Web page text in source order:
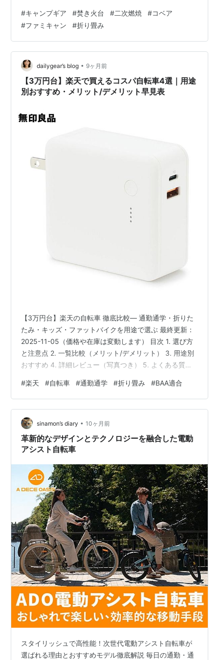
いう、積載上の大きな壁がありました。ファミリーキャ
ンプでテトリスのように車内をパッキングする身にとっ
て、あの巨大な「塊」はなかなかの難敵なわけです。 今
回、私が猛烈に「検討リスト」へ追加したのが、韓国の
老舗KOVEA（コベア）が放つ一品。 「コンテナスモーク
レス ファイヤーピット 035 S…
#キャンプギア #焚き火台 #二次燃焼 #コベア
#ファミキャン #折り畳み
dailygear’s blog • 9ヶ月前
【3万円台】楽天で買えるコスパ自転車4選｜用途
別おすすめ・メリット/デメリット早見表
【3万円台】楽天の自転車 徹底比較— 通勤通学・折りた
たみ・キッズ・ファットバイクを用途で選ぶ 最終更新：
2025-11-05（価格や在庫は変動します） 目次 1. 選び方
と注意点 2. 一覧比較（メリット/デメリット） 3. 用途別
おすすめ 4. 詳細レビュー（写真つき） 5. よくある質問
勤通学＝シティ/ママチャリ、収納＝折りたたみ、段差安
定＝ファット、キッズ＝BAA等の安全規格。 装備：6段
変速・オートライト・泥除け・カギ/カゴ有無を確認。 サ
イズ：適応身長とサドル高は必ず商品ページで最新確
認。 受取：完全組立なら届いてすぐ…
#楽天 #自転車 #通勤通学 #折り畳み #BAA適合
sinamon’s diary • 10ヶ月前
革新的なデザインとテクノロジーを融合した電動
アシスト自転車
スタイリッシュで高性能！次世代電動アシスト自転車が
選ばれる理由とおすすめモデル徹底解説 毎日の通勤・通